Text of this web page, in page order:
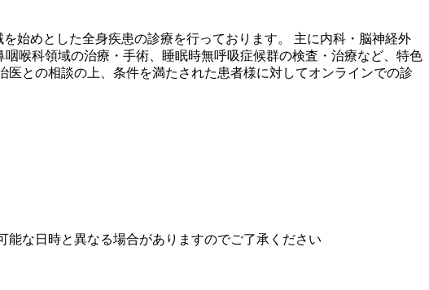
始めとした全身疾患の診療を行っております。 主に内科・脳神経外
喉科領域の治療・手術、睡眠時無呼吸症候群の検査・治療など、特色
との相談の上、条件を満たされた患者様に対してオンラインでの診
な日時と異なる場合がありますのでご了承ください